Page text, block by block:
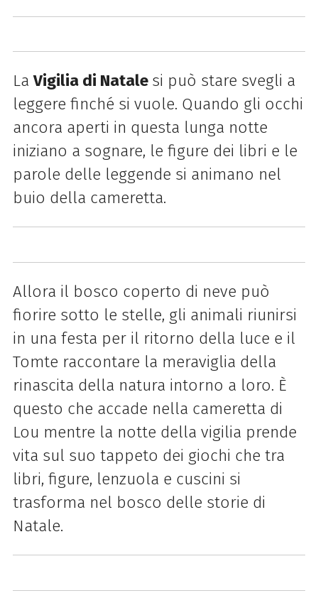
LaVigilia di Natale si può stare svegli a
leggere finché si vuole. Quando gli occhi
ancora aperti in questa lunga notte
iniziano a sognare, le figure dei libri e le
parole delle leggende si animano nel
buio della cameretta.
Allora il bosco coperto di neve può
fiorire sotto le stelle, gli animali riunirsi
in una festa per il ritorno della luce e il
Tomte raccontare la meraviglia della
rinascita della natura intorno a loro. È
questo che accade nella cameretta di
Lou mentre la notte della vigilia prende
vita sul suo tappeto dei giochi che tra
libri, figure, lenzuola e cuscini si
trasforma nel bosco delle storie di
Natale.